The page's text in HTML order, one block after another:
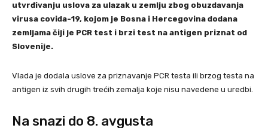
utvrđivanju uslova za ulazak u zemlju zbog obuzdavanja
virusa covida-19, kojom je Bosna i Hercegovina dodana
zemljama čiji je PCR test i brzi test na antigen priznat od
Slovenije.
Vlada je dodala uslove za priznavanje PCR testa ili brzog testa na
antigen iz svih drugih trećih zemalja koje nisu navedene u uredbi.
Na snazi do 8. avgusta